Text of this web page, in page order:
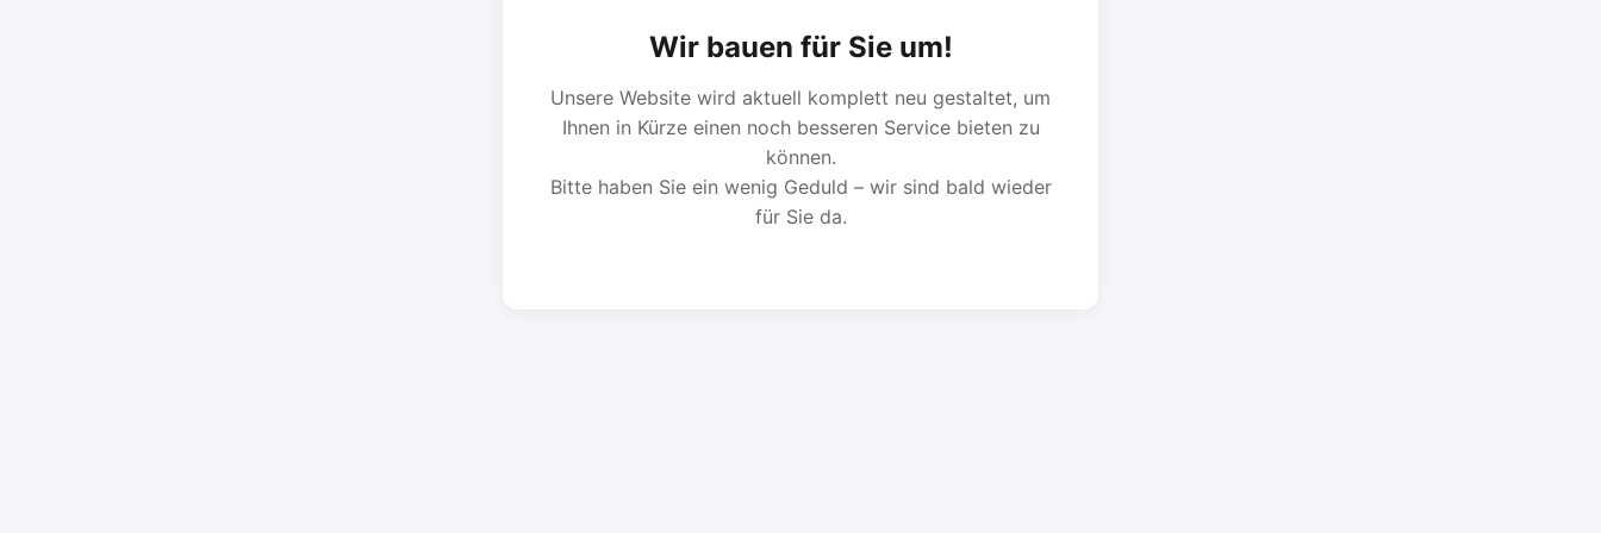
Wir bauen für Sie um!
Unsere Website wird aktuell komplett neu gestaltet, um
Ihnen in Kürze einen noch besseren Service bieten zu
können.
Bitte haben Sie ein wenig Geduld – wir sind bald wieder
für Sie da.